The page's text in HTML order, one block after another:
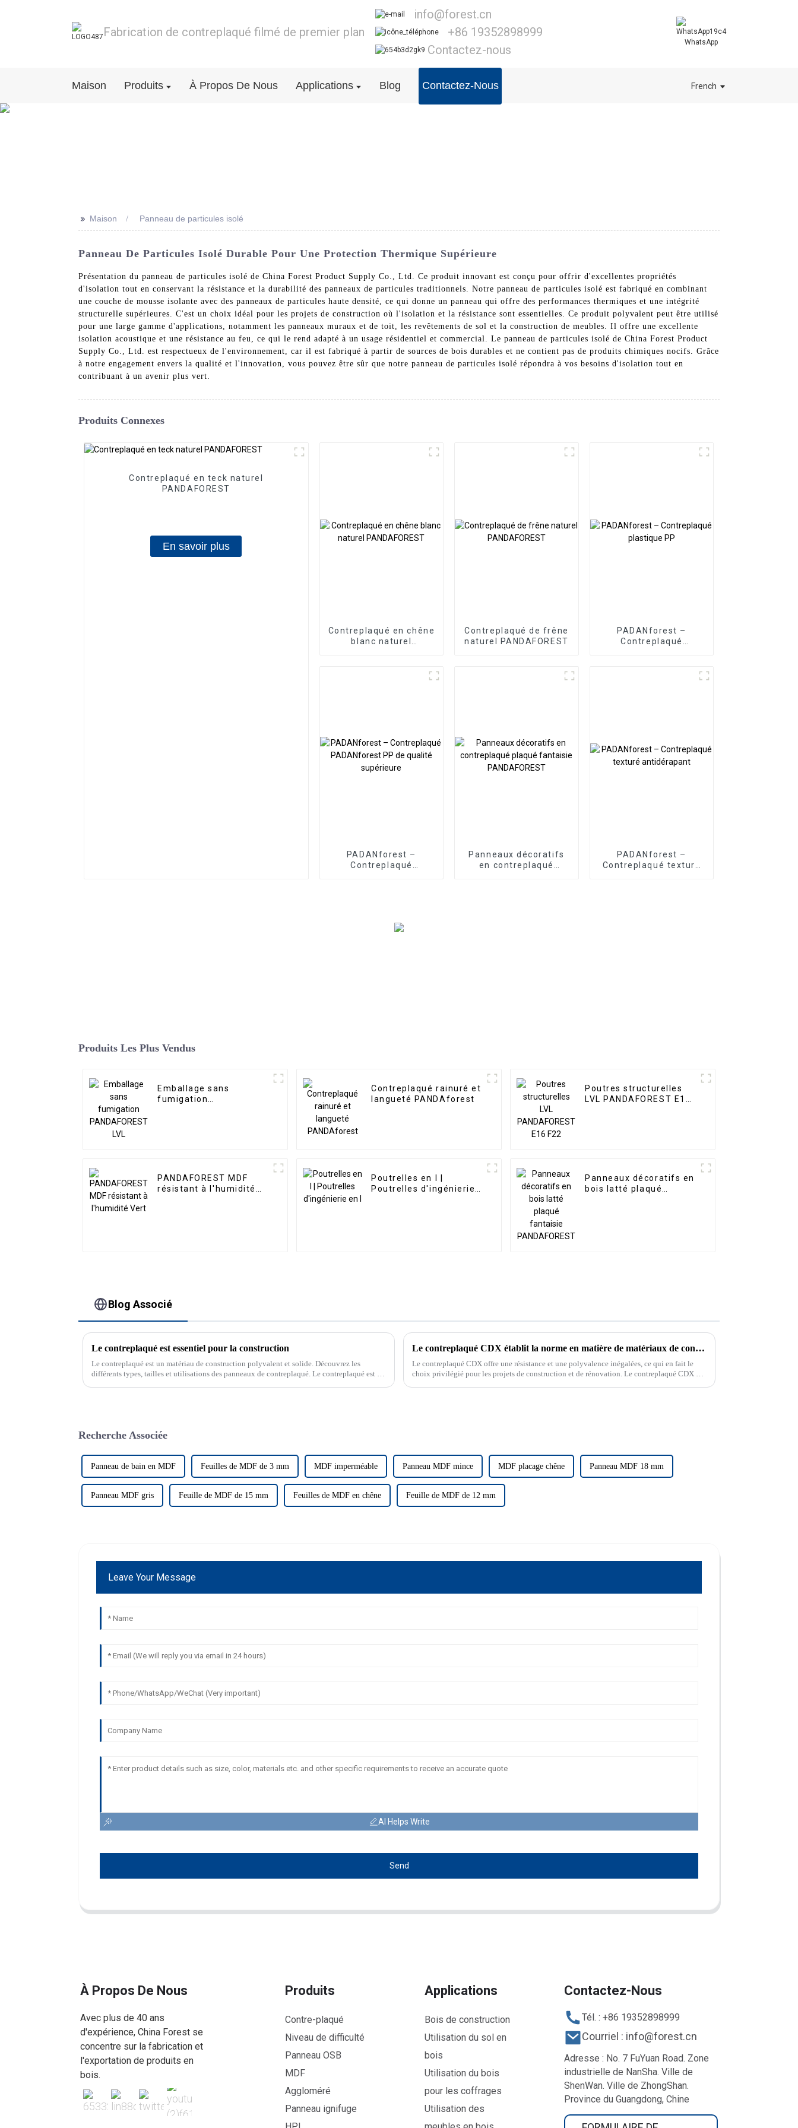
Fabrication de contreplaqué filmé de premier plan
info@forest.cn
+86 19352898999
Contactez-nous
WhatsApp
Maison Produits À Propos De Nous Applications Blog Contactez-Nous French
>> Maison Panneau de particules isolé
Panneau De Particules Isolé Durable Pour Une Protection Thermique Supérieure
Présentation du panneau de particules isolé de China Forest Product Supply Co., Ltd. Ce produit innovant est conçu pour offrir d'excellentes propriétés
d'isolation tout en conservant la résistance et la durabilité des panneaux de particules traditionnels. Notre panneau de particules isolé est fabriqué en combinant
une couche de mousse isolante avec des panneaux de particules haute densité, ce qui donne un panneau qui offre des performances thermiques et une intégrité
structurelle supérieures. C'est un choix idéal pour les projets de construction où l'isolation et la résistance sont essentielles. Ce produit polyvalent peut être utilisé
pour une large gamme d'applications, notamment les panneaux muraux et de toit, les revêtements de sol et la construction de meubles. Il offre une excellente
isolation acoustique et une résistance au feu, ce qui le rend adapté à un usage résidentiel et commercial. Le panneau de particules isolé de China Forest Product
Supply Co., Ltd. est respectueux de l'environnement, car il est fabriqué à partir de sources de bois durables et ne contient pas de produits chimiques nocifs. Grâce
à notre engagement envers la qualité et l'innovation, vous pouvez être sûr que notre panneau de particules isolé répondra à vos besoins d'isolation tout en
contribuant à un avenir plus vert.
Produits Connexes
Contreplaqué en teck naturel
PANDAFOREST
En savoir plus
Contreplaqué en chêne
blanc naturel
Contreplaqué de frêne
naturel PANDAFOREST
PADANforest –
Contreplaqué
PADANforest –
Contreplaqué
Panneaux décoratifs
en contreplaqué
PADANforest –
Contreplaqué texturé
Produits Les Plus Vendus
Emballage sans
fumigation
Contreplaqué rainuré et
langueté PANDAforest
Poutres structurelles
LVL PANDAFOREST E16
PANDAFOREST MDF
résistant à l'humidité
Poutrelles en I |
Poutrelles d'ingénierie
Panneaux décoratifs en
bois latté plaqué
Blog Associé
Le contreplaqué est essentiel pour la construction
Le contreplaqué est un matériau de construction polyvalent et solide. Découvrez les
différents types, tailles et utilisations des panneaux de contreplaqué. Le contreplaqué est un
Le contreplaqué CDX établit la norme en matière de matériaux de construction durables et polyvalents
Le contreplaqué CDX offre une résistance et une polyvalence inégalées, ce qui en fait le
choix privilégié pour les projets de construction et de rénovation. Le contreplaqué CDX est
Recherche Associée
Panneau de bain en MDF Feuilles de MDF de 3 mm MDF imperméable Panneau MDF mince MDF placage chêne Panneau MDF 18 mm
Panneau MDF gris Feuille de MDF de 15 mm Feuilles de MDF en chêne Feuille de MDF de 12 mm
Leave Your Message
AI Helps Write
Send
À Propos De Nous
Avec plus de 40 ans
d'expérience, China Forest se
concentre sur la fabrication et
l'exportation de produits en
bois.
Produits
Contre-plaqué
Niveau de difficulté
Panneau OSB
MDF
Aggloméré
Panneau ignifuge
Applications
Bois de construction
Utilisation du sol en
bois
Utilisation du bois
pour les coffrages
Utilisation des
Contactez-Nous
Tél. : +86 19352898999
Courriel : info@forest.cn
Adresse : No. 7 FuYuan Road. Zone
industrielle de NanSha. Ville de
ShenWan. Ville de ZhongShan.
Province du Guangdong, Chine